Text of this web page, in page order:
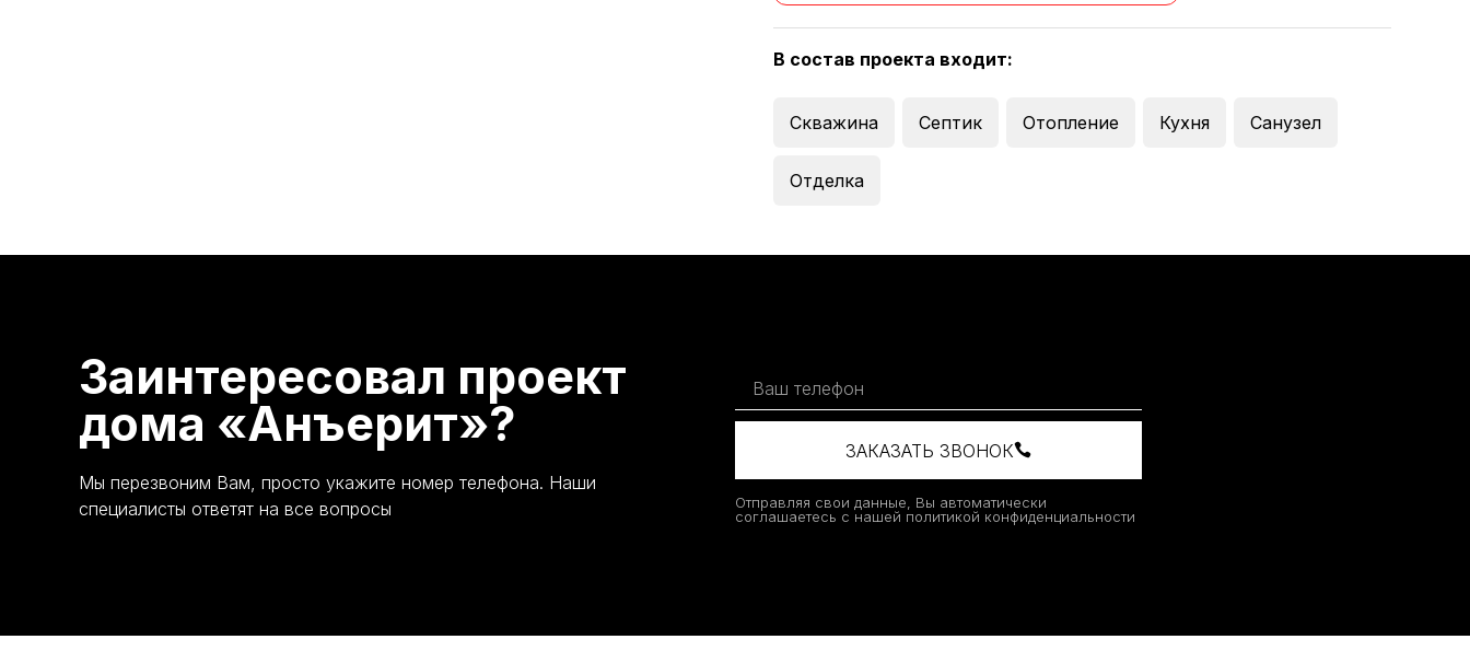
В состав проекта входит:
Скважина Септик Отопление Кухня Санузел
Отделка
Заинтересовал проект
дома «Анъерит»?
Мы перезвоним Вам, просто укажите номер телефона. Наши
специалисты ответят на все вопросы
ЗАКАЗАТЬ ЗВОНОК
Отправляя свои данные, Вы автоматически
соглашаетесь с нашей политикой конфиденциальности